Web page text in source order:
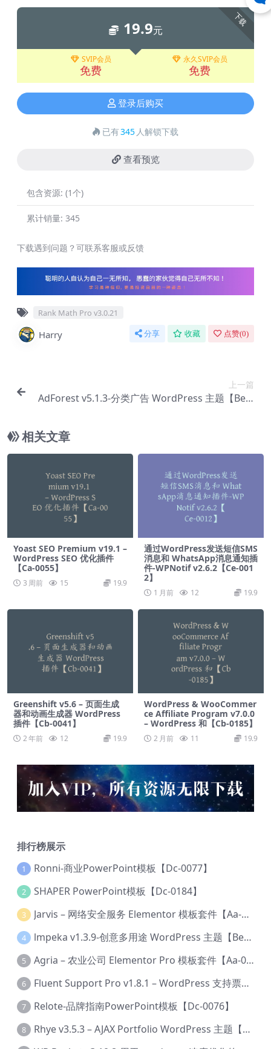
下载
19.9元
SVIP会员
免费
永久SVIP会员
免费
登录后购买
已有345 人解锁下载
查看预览
包含资源: (1个)
累计销量: 345
下载遇到问题？可联系客服或反馈
Rank Math Pro v3.0.21
Harry 分享 收藏 点赞(0)
上一篇
AdForest v5.1.3-分类广告 WordPress 主题【Be-0
相关文章
Yoast SEO Premium v​​19.1 –
WordPress SEO 优化插件
【Ca-0055】
3 周前 15 19.9
通过WordPress发送短信SMS
消息和 WhatsApp消息通知插
件-WPNotif v2.6.2【Ce-001
2】
1 月前 12 19.9
Greenshift v5.6 – 页面生成
器和动画生成器 WordPress
插件【Cb-0041】
2 年前 12 19.9
WordPress & WooCommer
ce Affiliate Program v7.0.0
– WordPress 和【Cb-0185】
2 月前 11 19.9
排行榜展示
1 Ronni-商业PowerPoint模板【Dc-0077】
2 SHAPER PowerPoint模板【Dc-0184】
3 Jarvis – 网络安全服务 Elementor 模板套件【Aa-0035】
4 lmpeka v1.3.9-创意多用途 WordPress 主题【Be-0064】
5 Agria – 农业公司 Elementor Pro 模板套件【Aa-0003】
6 Fluent Support Pro v1.8.1 – WordPress 支持票务系统【Cc-0041】
7 Relote-品牌指南PowerPoint模板【Dc-0076】
8 Rhye v3.5.3 – AJAX Portfolio WordPress 主题【Bi-0049】